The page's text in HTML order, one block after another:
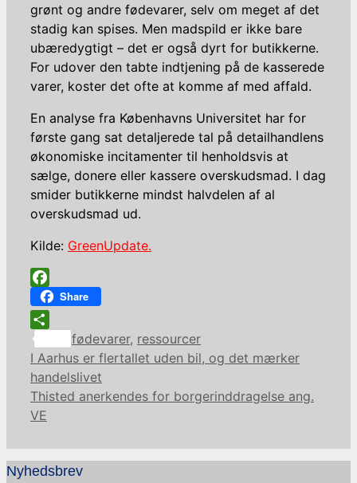
grønt og andre fødevarer, selv om meget af det
stadig kan spises. Men madspild er ikke bare
ubæredygtigt – det er også dyrt for butikkerne.
For udover den tabte indtjening på de kasserede
varer, koster det ofte at komme af med affald.
En analyse fra Københavns Universitet har for
første gang sat detaljerede tal på detailhandlens
økonomiske incitamenter til henholdsvis at
sælge, donere eller kassere overskudsmad. I dag
smider butikkerne mindst halvdelen af al
overskudsmad ud.
Kilde: GreenUpdate.
Facebook
Share
Share
Kategorier
fødevarer, ressourcer
I Aarhus er flertallet uden bil, og det mærker
handelslivet
Thisted anerkendes for borgerinddragelse ang.
VE
Nyhedsbrev